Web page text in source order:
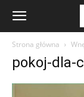
Strona główna
pokoj-dla-